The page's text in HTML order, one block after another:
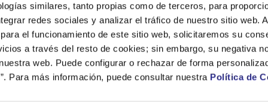
similares, tanto propias como de terceros, para
redes sociales y analizar el tráfico de nuestro sitio web.
el funcionamiento de este sitio web, solicitaremos su
a través del resto de cookies; sin embargo, su negativa
web. Puede configurar o rechazar de forma
Para más información, puede consultar nuestra Política de
Fac
eb
ook
Twit
ter